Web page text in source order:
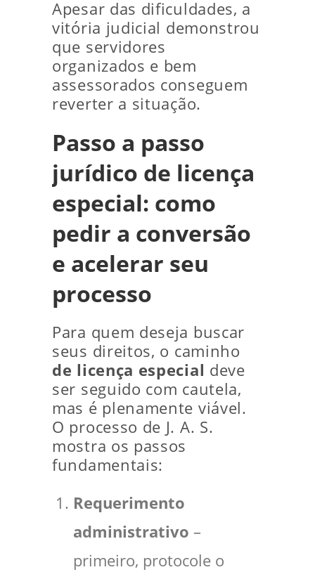
Apesar das dificuldades, a
vitória judicial demonstrou
que servidores
organizados e bem
assessorados conseguem
reverter a situação.
Passo a passo
jurídico de licença
especial: como
pedir a conversão
e acelerar seu
processo
Para quem deseja buscar
seus direitos, o caminho
de licença especial deve
ser seguido com cautela,
mas é plenamente viável.
O processo de J. A. S.
mostra os passos
fundamentais:
Requerimento
administrativo –
primeiro, protocole o